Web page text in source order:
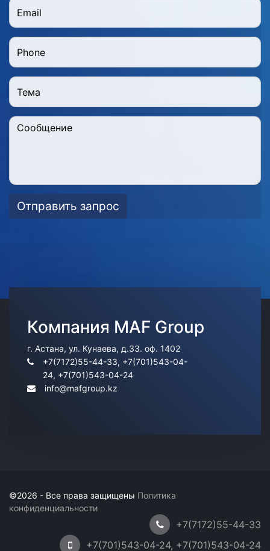
Отправить запрос
Компания MAF Group
г. Астана, ул. Кунаева, д.33. оф. 1402
+7(7172)55-44-33, +7(701)543-04-
24, +7(701)543-04-24
info@mafgroup.kz
©2026 - Все права защищены Политика
конфиденциальности
+7(7172)55-44-33
+7(701)543-04-24, +7(701)543-04-24